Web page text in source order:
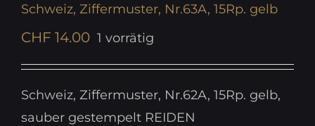
Schweiz, Ziffermuster, Nr.63A, 15Rp. gelb
CHF 14.00 1 vorrätig
Schweiz, Ziffermuster, Nr.62A, 15Rp. gelb,
sauber gestempelt REIDEN